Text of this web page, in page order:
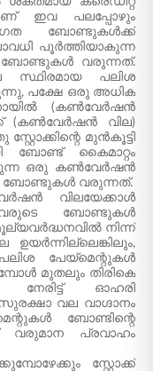
ഇവ പലപ്പോഴും
ബോണ്ടുകൾക്ക്
പൂർത്തിയാകുന്ന
ബോണ്ടുകൾ വരുന്നത്.
പലിശ
പക്ഷേ ഒരു അധിക
(കൺവേർഷൻ
(കൺവേർഷൻ വില)
മുൻകൂട്ടി
ബോണ്ട് കൈമാറ്റം
ഒരു കൺവേർഷൻ
ബോണ്ടുകൾ വരുന്നത്.
വിലയേക്കാൾ
ബോണ്ടുകൾ
നിന്ന്
പേയ്‌മെന്റുകൾ
മുതലും തിരികെ
ഓഹരി
വല വാഗ്ദാനം
ബോണ്ടിന്റെ
വരുമാന പ്രവാഹം
സ്റ്റോക്ക്